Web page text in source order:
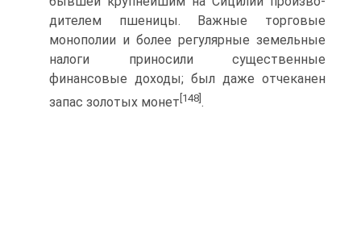
дителем пшеницы. Важные торговые
монополии и более регулярные земельные
налоги приносили существенные
финансовые доходы; был даже отчеканен
запас золотых монет [148].